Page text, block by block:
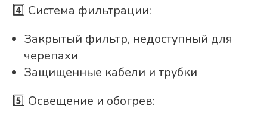
4️⃣ Система фильтрации:
Закрытый фильтр, недоступный для
черепахи
Защищенные кабели и трубки
5️⃣ Освещение и обогрев: